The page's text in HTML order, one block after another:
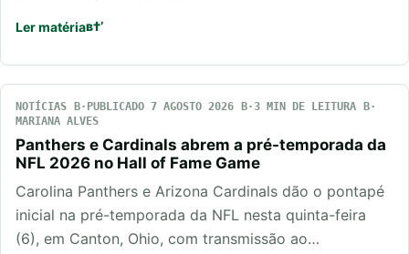
Ler matéria
NOTÍCIAS PUBLICADO 7 AGOSTO 2026
3 MIN DE LEITURA
MARIANA ALVES
Panthers e Cardinals abrem a pré-temporada da
NFL 2026 no Hall of Fame Game
Carolina Panthers e Arizona Cardinals dão o pontapé
inicial na pré-temporada da NFL nesta quinta-feira
(6), em Canton, Ohio, com transmissão ao…